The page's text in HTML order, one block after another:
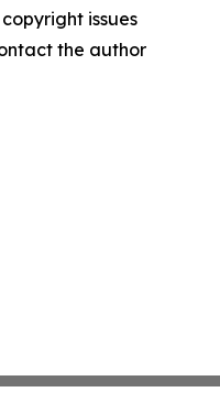
issues
the author